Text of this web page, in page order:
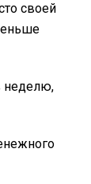
своей
неделю,